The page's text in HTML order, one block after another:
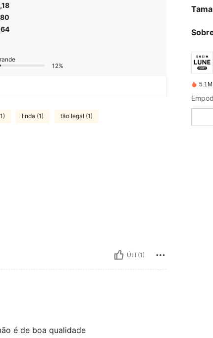
12%
linda (1) tão legal (1)
Útil (1)
é de boa qualidade